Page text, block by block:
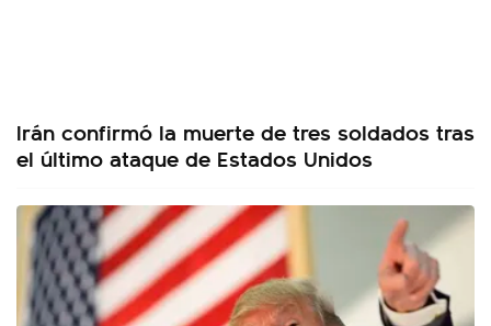
Irán confirmó la muerte de tres soldados tras
el último ataque de Estados Unidos